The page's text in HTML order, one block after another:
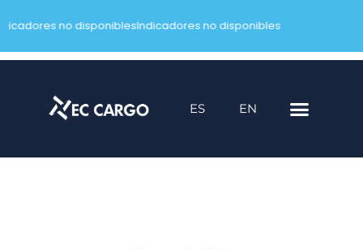
al
no disponiblesIndicadores no disponibles
ES EN